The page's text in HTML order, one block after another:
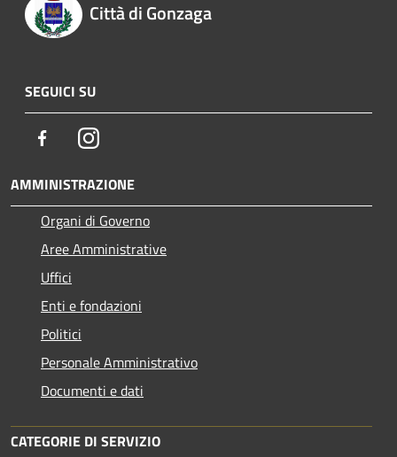
Città di Gonzaga
SEGUICI SU
FacebookInstagram
AMMINISTRAZIONE
Organi di Governo
Aree Amministrative
Uffici
Enti e fondazioni
Politici
Personale Amministrativo
Documenti e dati
CATEGORIE DI SERVIZIO